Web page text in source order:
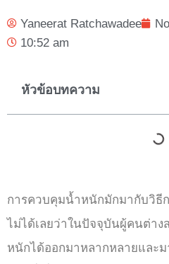
Yaneerat Ratchawadee
10:52 am
หัวข้อบทความ
การควบคุมน้ำหนักมักมากับวิธี
ไม่ได้เลยว่าในปัจจุบันผู้คนต่าง
หนักได้ออกมาหลากหลายและ